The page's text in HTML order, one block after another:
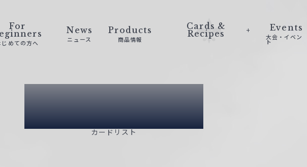
For
じめての方へ
News
ニュース
Products
商品情報
Cards &
Recipes
Events
大会・イベン
ト
Card List
カードリスト